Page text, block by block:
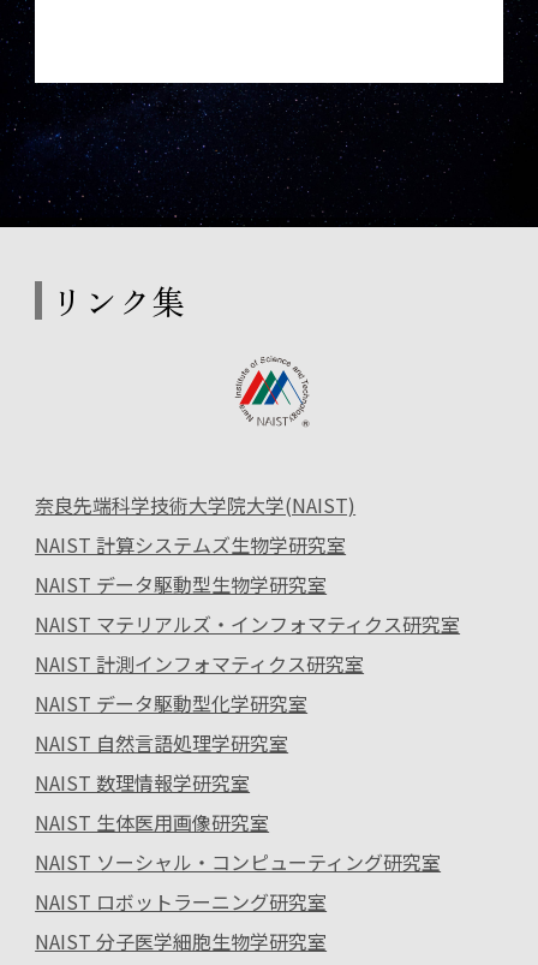
リンク集
奈良先端科学技術大学院大学(NAIST)
NAIST 計算システムズ生物学研究室
NAIST データ駆動型生物学研究室
NAIST マテリアルズ・インフォマティクス研究室
NAIST 計測インフォマティクス研究室
NAIST データ駆動型化学研究室
NAIST 自然言語処理学研究室
NAIST 数理情報学研究室
NAIST 生体医用画像研究室
NAIST ソーシャル・コンピューティング研究室
NAIST ロボットラーニング研究室
NAIST 分子医学細胞生物学研究室